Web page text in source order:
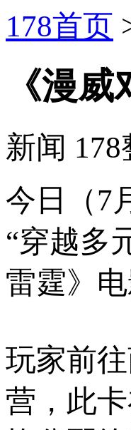
178首页
《漫
新闻 178
今日（7
“穿越多
雷霆》电
玩家前
营，此